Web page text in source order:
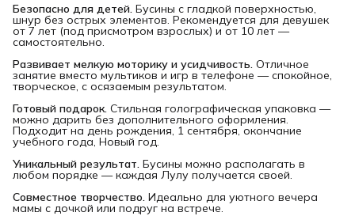
Безопасно для детей. Бусины с гладкой поверхностью,
шнур без острых элементов. Рекомендуется для девушек
от 7 лет (под присмотром взрослых) и от 10 лет —
самостоятельно.
Развивает мелкую моторику и усидчивость. Отличное
занятие вместо мультиков и игр в телефоне — спокойное,
творческое, с осязаемым результатом.
Готовый подарок. Стильная голографическая упаковка —
можно дарить без дополнительного оформления.
Подходит на день рождения, 1 сентября, окончание
учебного года, Новый год.
Уникальный результат. Бусины можно располагать в
любом порядке — каждая Лулу получается своей.
Совместное творчество. Идеально для уютного вечера
мамы с дочкой или подруг на встрече.